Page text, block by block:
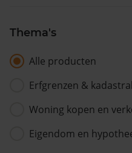
Thema's
Alle producten
Erfgrenzen &
Woning kopen en
Eigendom en